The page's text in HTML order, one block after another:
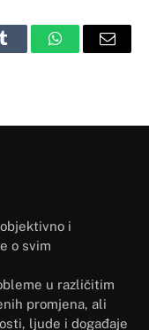
Tumblr WhatsAppEmail
i
o svim
u različitim
promjena, ali
ljude i događaje